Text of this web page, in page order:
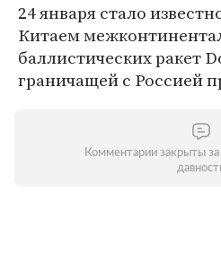
24 января стало
Китаем
баллистических ракет
граничащей с Россией
Комментарии закрыты